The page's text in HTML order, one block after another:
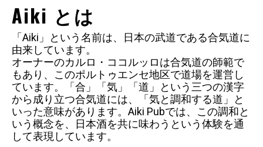
Aiki とは
「Aiki」という名前は、日本の武道である合気道に
由来しています。
オーナーのカルロ・ココルッロは合気道の師範で
もあり、このポルトゥエンセ地区で道場を運営し
ています。「合」「気」「道」という三つの漢字
から成り立つ合気道には、「気と調和する道」と
いった意味があります。Aiki Pubでは、この調和と
いう概念を、日本酒を共に味わうという体験を通
して表現しています。